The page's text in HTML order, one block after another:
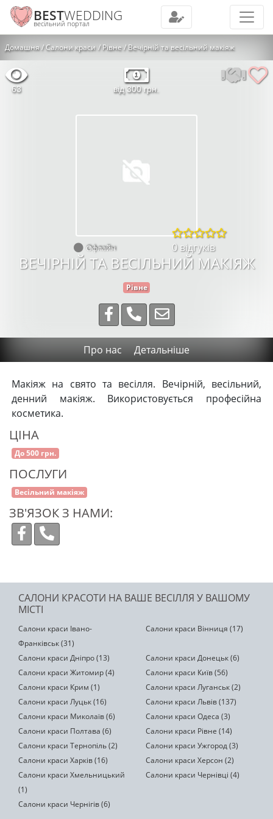
BESTWEDDING
весільний портал
Домашня Салони краси Рівне Вечірній та весільний макіяж
63 від 300 грн.
Офлайн 0 відгуків
ВЕЧІРНІЙ ТА ВЕСІЛЬНИЙ МАКІЯЖ
Рівне
Про нас Детальніше
Макіяж на свято та весілля. Вечірній, весільний,
денний макіяж. Використовується професійна
косметика.
ЦІНА
До 500 грн.
ПОСЛУГИ
Весільний макіяж
ЗВ'ЯЗОК З НАМИ:
САЛОНИ КРАСОТИ НА ВАШЕ ВЕСІЛЛЯ У ВАШОМУ
МІСТІ
Салони краси Івано-
Франківськ (31)
Салони краси Вінниця (17)
Салони краси Дніпро (13)
Салони краси Донецьк (6)
Салони краси Житомир (4)
Салони краси Київ (56)
Салони краси Крим (1)
Салони краси Луганськ (2)
Салони краси Луцьк (16)
Салони краси Львів (137)
Салони краси Миколаїв (6)
Салони краси Одеса (3)
Салони краси Полтава (6)
Салони краси Рівне (14)
Салони краси Тернопіль (2)
Салони краси Ужгород (3)
Салони краси Харків (16)
Салони краси Херсон (2)
Салони краси Хмельницький
(1)
Салони краси Чернівці (4)
Салони краси Чернігів (6)